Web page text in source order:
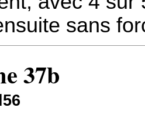
sans
37b